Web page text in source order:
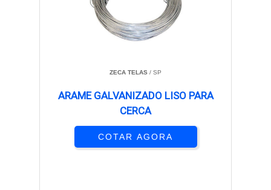
ZECA TELAS / SP
ARAME GALVANIZADO LISO PARA
CERCA
COTAR AGORA